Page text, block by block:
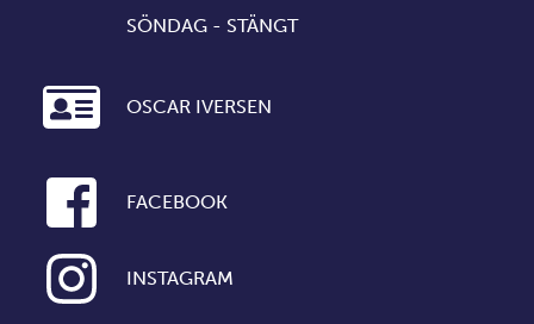
SÖNDAG - STÄNGT
OSCAR IVERSEN
FACEBOOK
INSTAGRAM